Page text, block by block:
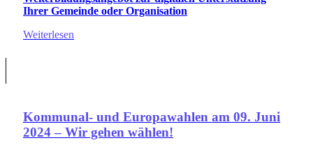
Ihrer Gemeinde oder Organisation
Weiterlesen
Kommunal- und Europawahlen am 09. Juni
2024 – Wir gehen wählen!